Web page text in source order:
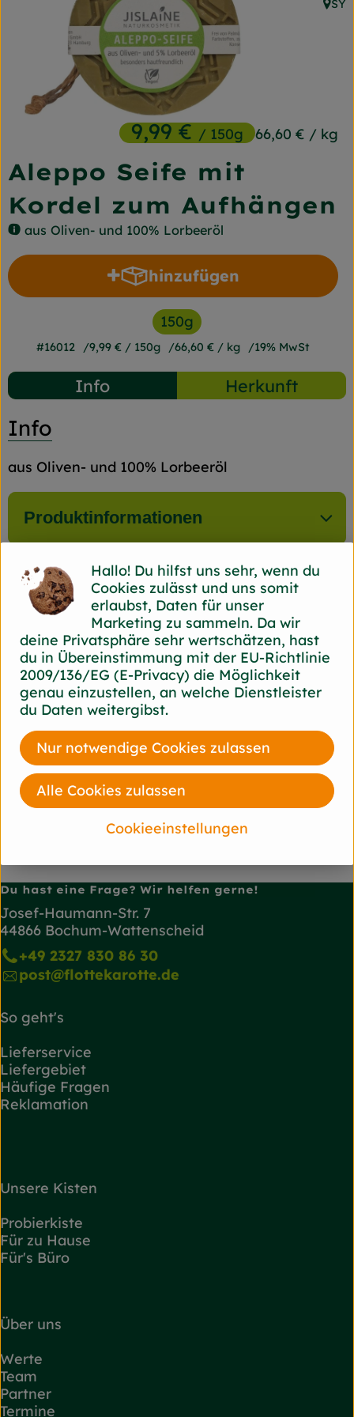
Frischetheke
Naturkost
Getränke
Gartensaison
So geht's
Jetzt bestellen
Aleppo Seife mit
Kordel zum Aufhängen
aus Oliven- und 100% Lorbeeröl
9,99 €/ 150g 66,60 € / kg
,
SY
hinzufügen
Produkt zum Warenkorb
150g
#16012 9,99 € / 150g 66,60 € / kg 19% MwSt
Info Herkunft
Info
aus Oliven- und 100% Lorbeeröl
Produktinformationen
Produktdatenblatt
Herkunft
Hersteller: Jislaine
Naturkosmetik
SY
Jislaine Naturkosmetik
Du hast eine Frage? Wir helfen gerne!
Josef-Haumann-Str. 7
44866 Bochum-Wattenscheid
+49 2327 830 86 30
post@flottekarotte.de
So geht's
Lieferservice
Liefergebiet
Häufige Fragen
Reklamation
Unsere Kisten
Probierkiste
Für zu Hause
Für's Büro
Über uns
Werte
Team
Partner
Termine
Hallo! Du hilfst uns sehr, wenn du
Cookies zulässt und uns somit
erlaubst, Daten für unser
Marketing zu sammeln. Da wir
deine Privatsphäre sehr wertschätzen, hast
du in Übereinstimmung mit der EU-Richtlinie
2009/136/EG (E-Privacy) die Möglichkeit
genau einzustellen, an welche Dienstleister
du Daten weitergibst.
Cookieeinstellungen
Nur notwendige Cookies zulassen
Alle Cookies zulassen